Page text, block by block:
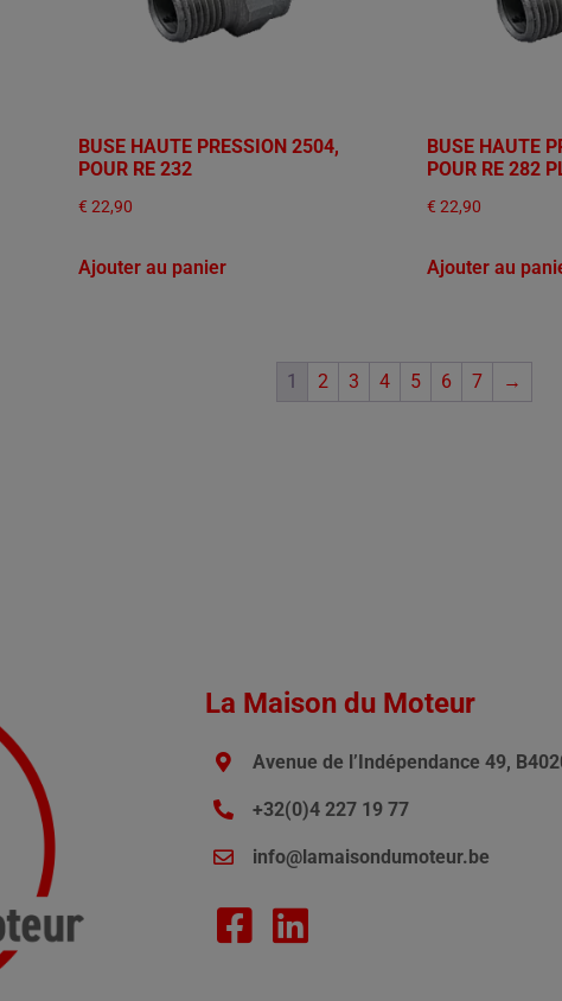
BUSE HAUTE PRESSION 2504,
POUR RE 232
€ 22,90
Ajouter au panier
BUSE HAUTE
POUR RE 282
€ 22,90
Ajouter au
1 2 3 4 5 6 7 →
La Maison du Moteur
Avenue de l’Indépendance 49,
+32(0)4 227 19 77
info@lamaisondumoteur.be